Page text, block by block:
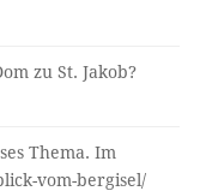
zu St. Jakob?
Thema. Im
vom-bergisel/